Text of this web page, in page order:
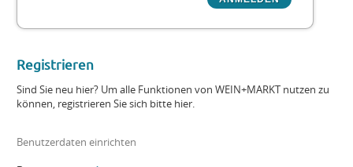
Registrieren
Sind Sie neu hier? Um alle Funktionen von WEIN+MARKT nutzen zu
können, registrieren Sie sich bitte hier.
Benutzerdaten einrichten